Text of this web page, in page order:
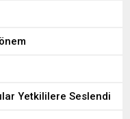
Yetkililere Seslendi